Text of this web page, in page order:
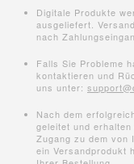
Digitale Produkte
ausgeliefert.
nach
Falls Sie Probleme
kontaktieren und
uns unter:
Nach dem
geleitet und
Zugang zu dem von
ein Versandprodukt